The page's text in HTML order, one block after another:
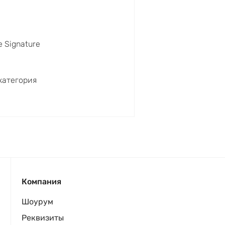
Signature
Компания
Шоурум
Реквизиты